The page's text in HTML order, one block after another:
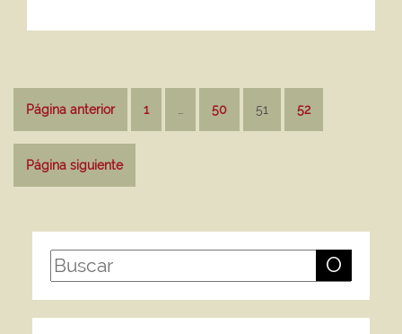
Paginación
de
entradas
Página anterior 1 50 51 52
Página siguiente
O